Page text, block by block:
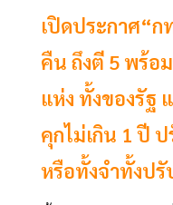
เปิดประกาศ“ก
คืน ถึงตี 5 พร้อ
แห่ง ทั้งของรัฐ
คุกไม่เกิน 1 ปี
หรือทั้งจำทั้งปรั